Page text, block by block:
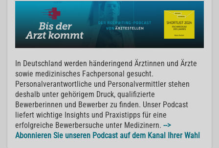
In Deutschland werden händeringend Ärztinnen und Ärzte
sowie medizinisches Fachpersonal gesucht.
Personalverantwortliche und Personalvermittler stehen
deshalb unter gehörigem Druck, qualifizierte
Bewerberinnen und Bewerber zu finden. Unser Podcast
liefert wichtige Insights und Praxistipps für eine
erfolgreiche Bewerbersuche unter Medizinern. -->
Abonnieren Sie unseren Podcast auf dem Kanal Ihrer Wahl